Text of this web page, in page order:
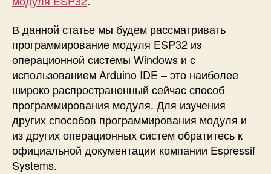
В данной статье мы будем рассматривать
программирование модуля ESP32 из
операционной системы Windows и с
использованием Arduino IDE – это наиболее
широко распространенный сейчас способ
программирования модуля. Для изучения
других способов программирования модуля и
из других операционных систем обратитесь к
официальной документации компании Espressif
Systems.